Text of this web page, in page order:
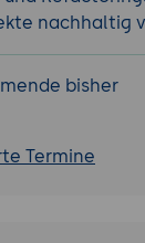
nachhaltig
bisher
Termine